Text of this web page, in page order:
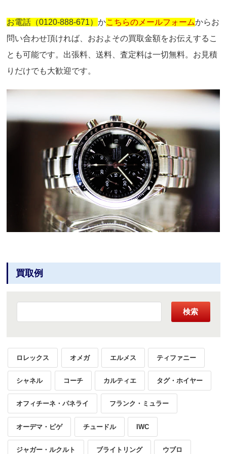
お電話（0120-888-671）かこちらのメールフォームからお
問い合わせ頂ければ、おおよその買取金額をお伝えするこ
とも可能です。出張料、送料、査定料は一切無料。お見積
りだけでも大歓迎です。
買取例
検索
ロレックス オメガ エルメス ティファニー
シャネル コーチ カルティエ タグ・ホイヤー
オフィチーネ・パネライ フランク・ミュラー
オーデマ・ピゲ チュードル IWC
ジャガー・ルクルト ブライトリング ウブロ